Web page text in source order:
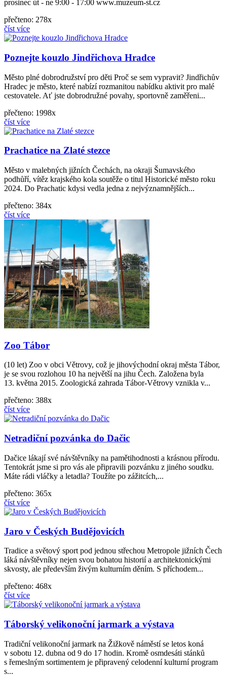
prosinec út - ne 9:00 - 17:00 www.muzeum‑st.cz
přečteno: 278x
číst více
Poznejte kouzlo Jindřichova Hradce
Město plné dobrodružství pro děti Proč se sem vypravit? Jindřichův
Hradec je město, které nabízí rozmanitou nabídku aktivit pro malé
cestovatele. Ať jste dobrodružné povahy, sportovně zaměřeni...
přečteno: 1998x
číst více
Prachatice na Zlaté stezce
Město v malebných jižních Čechách, na okraji Šumavského
podhůří, vítěz krajského kola soutěže o titul Historické město roku
2024. Do Prachatic kdysi vedla jedna z nejvýznamnějších...
přečteno: 384x
číst více
Zoo Tábor
(10 let) Zoo v obci Větrovy, což je jihovýchodní okraj města Tábor,
je se svou rozlohou 10 ha největší na jihu Čech. Založena byla
13. května 2015. Zoologická zahrada Tábor­‑Větrovy vznikla v...
přečteno: 388x
číst více
Netradiční pozvánka do Dačic
Dačice lákají své návštěvníky na pamětihodnosti a krásnou přírodu.
Tentokrát jsme si pro vás ale připravili pozvánku z jiného soudku.
Máte rádi vláčky a letadla? Toužíte po zážitcích,...
přečteno: 365x
číst více
Jaro v Českých Budějovicích
Tradice a světový sport pod jednou střechou Metropole jižních Čech
láká návštěvníky nejen svou bohatou historií a architektonickými
skvosty, ale především živým kulturním děním. S příchodem...
přečteno: 468x
číst více
Táborský velikonoční jarmark a výstava
Tradiční velikonoční jarmark na Žižkově náměstí se letos koná
v sobotu 12. dubna od 9 do 17 hodin. Kromě osmdesáti stánků
s řemeslným sortimentem je připravený celodenní kulturní program
s...